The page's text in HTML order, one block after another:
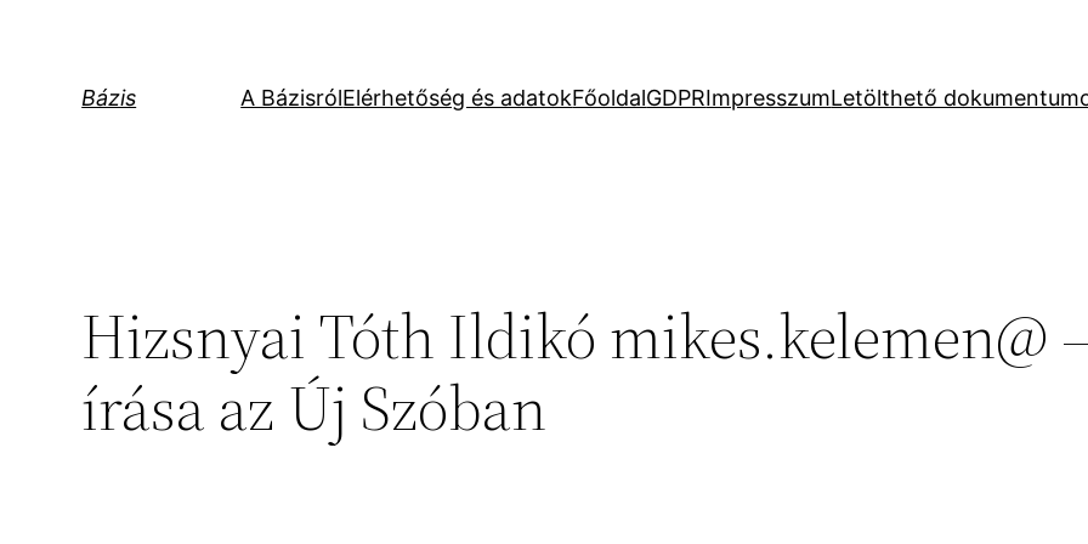
tartalomhoz
Bázis A BázisrólElérhetőség és adatokFőoldalGDPRImpresszumLetölthető
Hizsnyai Tóth Ildikó mikes.kelemen@
írása az Új Szóban